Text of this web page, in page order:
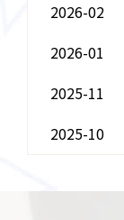
2026-02
2026-01
2025-11
2025-10